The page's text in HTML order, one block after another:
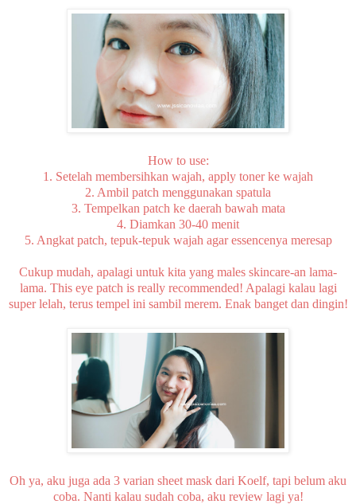
How to use:
1. Setelah membersihkan wajah, apply toner ke wajah
2. Ambil patch menggunakan spatula
3. Tempelkan patch ke daerah bawah mata
4. Diamkan 30-40 menit
5. Angkat patch, tepuk-tepuk wajah agar essencenya meresap
Cukup mudah, apalagi untuk kita yang males skincare-an lama-
lama. This eye patch is really recommended! Apalagi kalau lagi
super lelah, terus tempel ini sambil merem. Enak banget dan dingin!
Oh ya, aku juga ada 3 varian sheet mask dari Koelf, tapi belum aku
coba. Nanti kalau sudah coba, aku review lagi ya!